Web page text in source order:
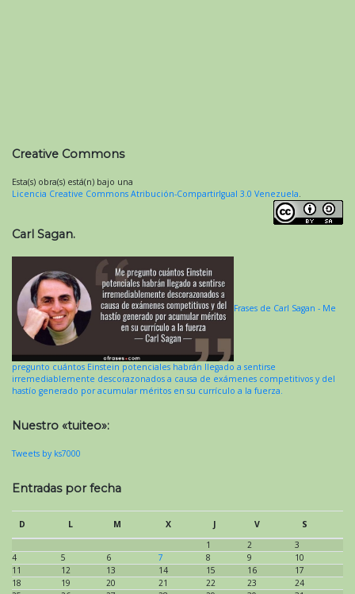
Creative Commons
Esta(s) obra(s) está(n) bajo una
Licencia Creative Commons Atribución-CompartirIgual 3.0 Venezuela.
Carl Sagan.
Frases de Carl Sagan - Me
pregunto cuántos Einstein potenciales habrán llegado a sentirse
irremediablemente descorazonados a causa de exámenes competitivos y del
hastío generado por acumular méritos en su currículo a la fuerza.
Nuestro «tuiteo»:
Tweets by ks7000
Entradas por fecha
D L M X J V
S
1
2
3
4
5 6 7 8 9
10
11
12 13 14 15 16
17
18
19 20 21 22 23
24